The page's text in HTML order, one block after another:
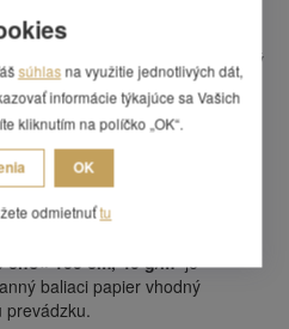
ľahký, pevný a všestranný obalový
voči pretrhnutiu.
materiál.
listov.
aj mimo n.
100 cm, 40 g/m²je
baliaci papier vhodný
prevádzku.
súhlas na využitie jednotlivých dát,
informácie týkajúce sa Vašich
kliknutím na políčko „OK“.
OK
odmietnuťtu